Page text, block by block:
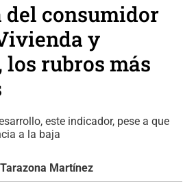
del consumidor
y
rubros más
este indicador, pese a que
a la baja
Martínez